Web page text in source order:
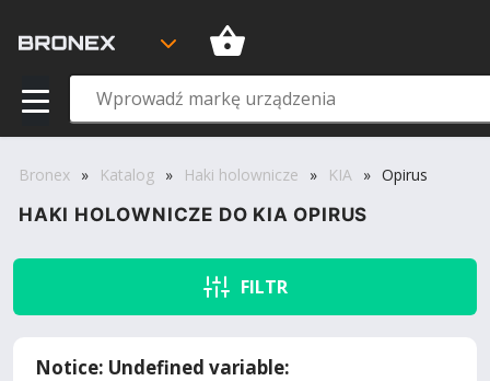
Bronex » Katalog » Haki holownicze » KIA » Opirus
HAKI HOLOWNICZE DO KIA OPIRUS
FILTR
Notice: Undefined variable: